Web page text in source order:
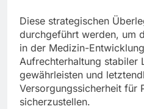
Diese strategischen
durchgeführt werden, um
in der Medizin-
Aufrechterhaltung stabiler
gewährleisten und
Versorgungssicherheit für
sicherzustellen.